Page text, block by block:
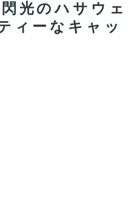
光のハサウェ
ィーなキャッ